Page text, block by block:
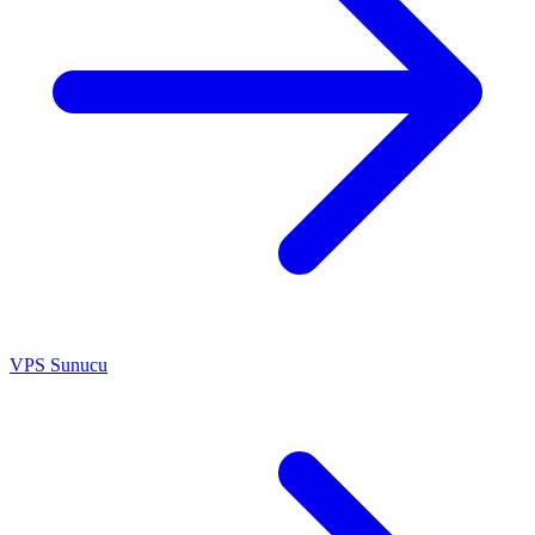
VPS Sunucu